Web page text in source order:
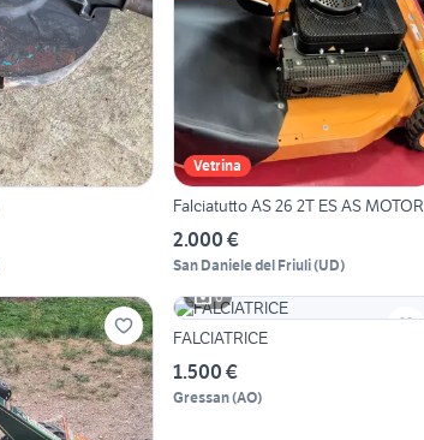
Vetrina
Falciatutto AS 26 2T ES AS MOTOR
2.000 €
San Daniele del Friuli(UD)
6
FALCIATRICE
1.500 €
Gressan(AO)